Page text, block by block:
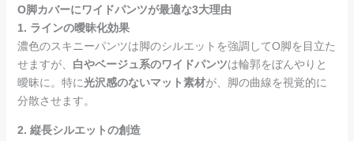
O脚カバーにワイドパンツが最適な3大理由
1. ラインの曖昧化効果
濃色のスキニーパンツは脚のシルエットを強調してO脚を目立た
せますが、 白やベージュ系のワイドパンツは輪郭をぼんやりと
曖昧に。特に光沢感のないマット素材が、脚の曲線を視覚的に
分散させます。
2. 縦長シルエットの創造